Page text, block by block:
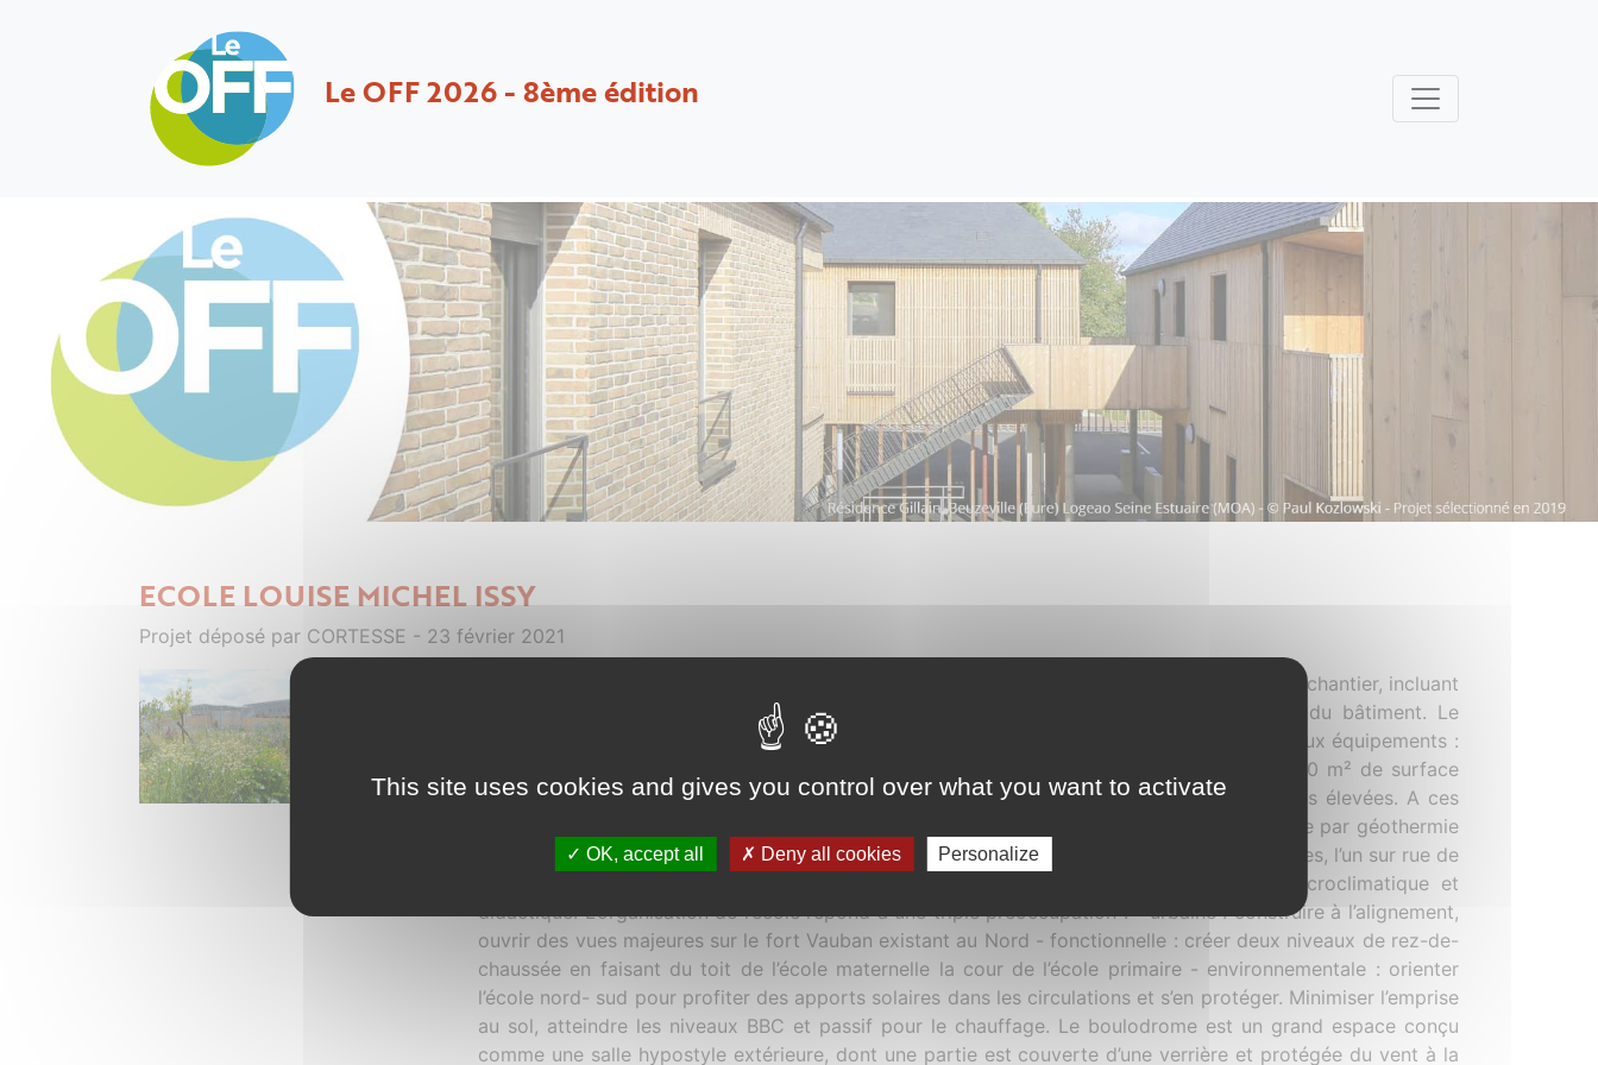
Le OFF 2026 - 8ème édition
ECOLE LOUISE MICHEL ISSY
Projet déposé par CORTESSE - 23 février 2021
Nous proposons un retour sur expérience du groupe scolaire, 10 ans après le lancement du chantier, incluant
les réponses à un questionnaire (en cours) auprès des utilisateurs sur le bilan de vie du bâtiment. Le
programme se situe dans l’écoquartier du Fort à Issy les Moulineaux. Il est constitué de deux équipements :
un groupe scolaire de 14 classes, un boulodrome et un terrain multisports, totalisant 6100 m² de surface
SHON et 6 400 m² d’espaces extérieurs, et répondant à des ambitions environnementales élevées. A ces
deux programmes s’ajoutent un parking souterrain de 28 places et une chaufferie collective par géothermie
pour les 1500 logements de l’éco-quartier. L’école est constituée de deux bâtiments parallèles, l’un sur rue de
trois niveaux, l’autre sur cour d’un niveau, séparés par une douve, espace végétal microclimatique et
didactique. L’organisation de l’école répond à une triple préoccupation : - urbaine : construire à l’alignement,
ouvrir des vues majeures sur le fort Vauban existant au Nord - fonctionnelle : créer deux niveaux de rez-de-
chaussée en faisant du toit de l’école maternelle la cour de l’école primaire - environnementale : orienter
l’école nord- sud pour profiter des apports solaires dans les circulations et s’en protéger. Minimiser l’emprise
au sol, atteindre les niveaux BBC et passif pour le chauffage. Le boulodrome est un grand espace conçu
comme une salle hypostyle extérieure, dont une partie est couverte d’une verrière et protégée du vent à la
This site uses cookies and gives you control over what you want to activate
OK, accept all Deny all cookies Personalize